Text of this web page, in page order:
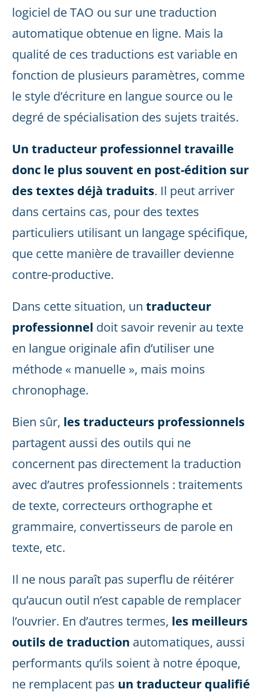
logiciel de TAO ou sur une traduction
automatique obtenue en ligne. Mais la
qualité de ces traductions est variable en
fonction de plusieurs paramètres, comme
le style d’écriture en langue source ou le
degré de spécialisation des sujets traités.
Un traducteur professionnel travaille
donc le plus souvent en post-édition sur
des textes déjà traduits. Il peut arriver
dans certains cas, pour des textes
particuliers utilisant un langage spécifique,
que cette manière de travailler devienne
contre-productive.
Dans cette situation, un traducteur
professionnel doit savoir revenir au texte
en langue originale afin d’utiliser une
méthode « manuelle », mais moins
chronophage.
Bien sûr, les traducteurs professionnels
partagent aussi des outils qui ne
concernent pas directement la traduction
avec d’autres professionnels : traitements
de texte, correcteurs orthographe et
grammaire, convertisseurs de parole en
texte, etc.
Il ne nous paraît pas superflu de réitérer
qu’aucun outil n’est capable de remplacer
l’ouvrier. En d’autres termes, les meilleurs
outils de traduction automatiques, aussi
performants qu’ils soient à notre époque,
ne remplacent pas un traducteur qualifié